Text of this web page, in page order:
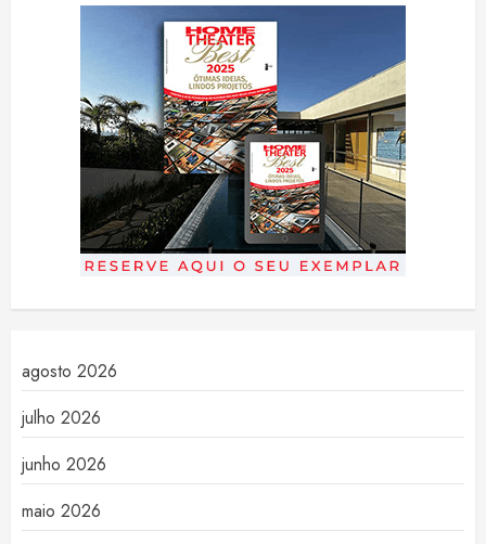
agosto 2026
julho 2026
junho 2026
maio 2026